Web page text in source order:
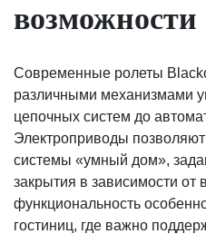
возможности
Современные ролеты
различными механизмами
цепочных систем до
Электроприводы
системы «умный дом»,
закрытия в зависимости от
функциональность
гостиниц, где важно